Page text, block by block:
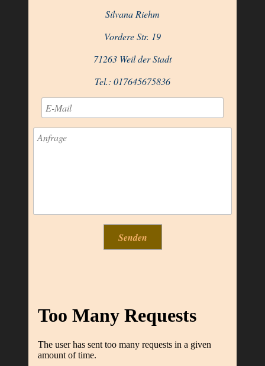
Silvana Riehm
Vordere Str. 19
71263 Weil der Stadt
Tel.: 017645675836
Senden